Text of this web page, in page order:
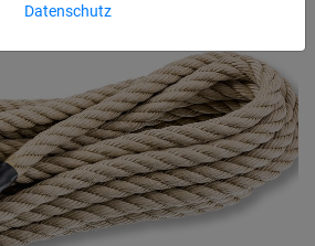
Datenschutz